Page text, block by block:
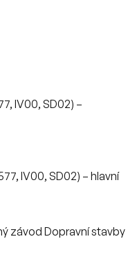
IV00, SD02) –
IV00, SD02) – hlavní
závod Dopravní stavby